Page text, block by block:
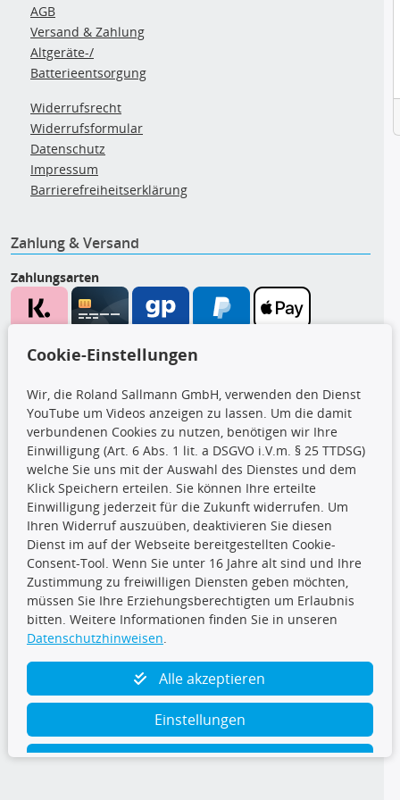
AGB
Versand & Zahlung
Altgeräte-/
Batterieentsorgung
Widerrufsrecht
Widerrufsformular
Datenschutz
Impressum
Barrierefreiheitserklärung
Zahlung & Versand
Zahlungsarten
CARAT Gruppe
Folge uns
TecDoc Inside
Cookie-Einstellungen
Wir, die Roland Sallmann GmbH, verwenden den Dienst
YouTube um Videos anzeigen zu lassen. Um die damit
verbundenen Cookies zu nutzen, benötigen wir Ihre
Einwilligung (Art. 6 Abs. 1 lit. a DSGVO i.V.m. § 25 TTDSG)
welche Sie uns mit der Auswahl des Dienstes und dem
Klick Speichern erteilen. Sie können Ihre erteilte
Einwilligung jederzeit für die Zukunft widerrufen. Um
Ihren Widerruf auszuüben, deaktivieren Sie diesen
Dienst im auf der Webseite bereitgestellten Cookie-
Consent-Tool. Wenn Sie unter 16 Jahre alt sind und Ihre
Zustimmung zu freiwilligen Diensten geben möchten,
müssen Sie Ihre Erziehungsberechtigten um Erlaubnis
bitten. Weitere Informationen finden Sie in unseren
Datenschutzhinweisen.
Alle akzeptieren
Einstellungen
Ablehnen